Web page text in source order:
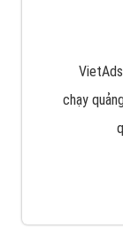
chạy